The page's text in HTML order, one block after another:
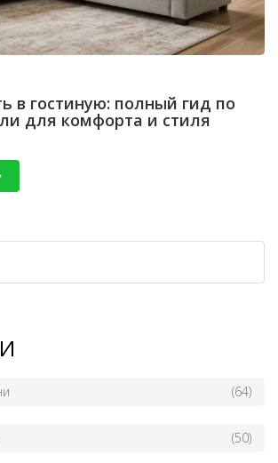
в гостиную: полный гид по
для комфорта и стиля
(64)
(50)